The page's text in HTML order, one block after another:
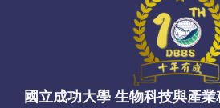
國立成功大學 生物科技與產業